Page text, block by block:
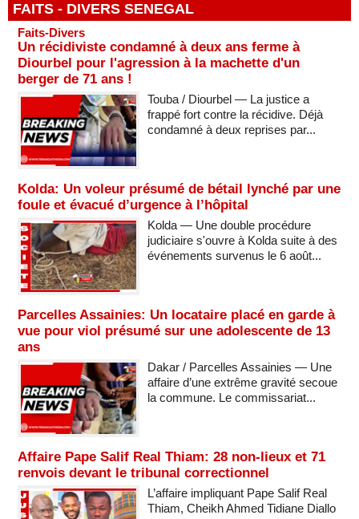
FAITS - DIVERS SENEGAL
Faits-Divers
Un récidiviste condamné à deux ans ferme à
Diourbel pour l'agression à la machette d'un
berger de 71 ans !
Touba / Diourbel — La justice a
frappé fort contre la récidive. Déjà
condamné à deux reprises par...
Kolda: Un voleur présumé de bétail lynché par une
foule et évacué d’urgence à l’hôpital
Kolda — Une double procédure
judiciaire s'ouvre à Kolda suite à des
événements survenus le 6 août...
Parcelles Assainies: Un locataire placé en garde à
vue pour viol présumé sur une adolescente de 13
ans
Dakar / Parcelles Assainies — Une
affaire d’une extrême gravité secoue
la commune. Le commissariat...
Affaire Pape Salif Real Thiam: 28 non-lieux et 71
renvois devant le tribunal correctionnel
L’affaire impliquant Pape Salif Real
Thiam, Cheikh Ahmed Tidiane Diallo